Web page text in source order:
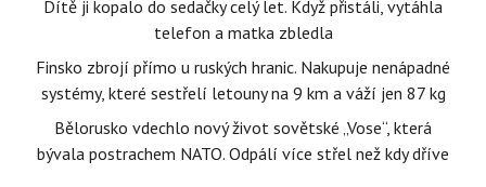
Dítě ji kopalo do sedačky celý let. Když přistáli, vytáhla
telefon a matka zbledla
Finsko zbrojí přímo u ruských hranic. Nakupuje nenápadné
systémy, které sestřelí letouny na 9 km a váží jen 87 kg
Bělorusko vdechlo nový život sovětské „Vose“, která
bývala postrachem NATO. Odpálí více střel než kdy dříve